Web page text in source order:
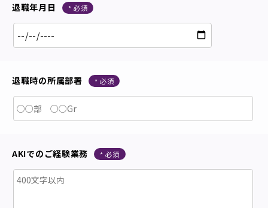
退職年月日
退職時の所属部署
AKIでのご経験業務